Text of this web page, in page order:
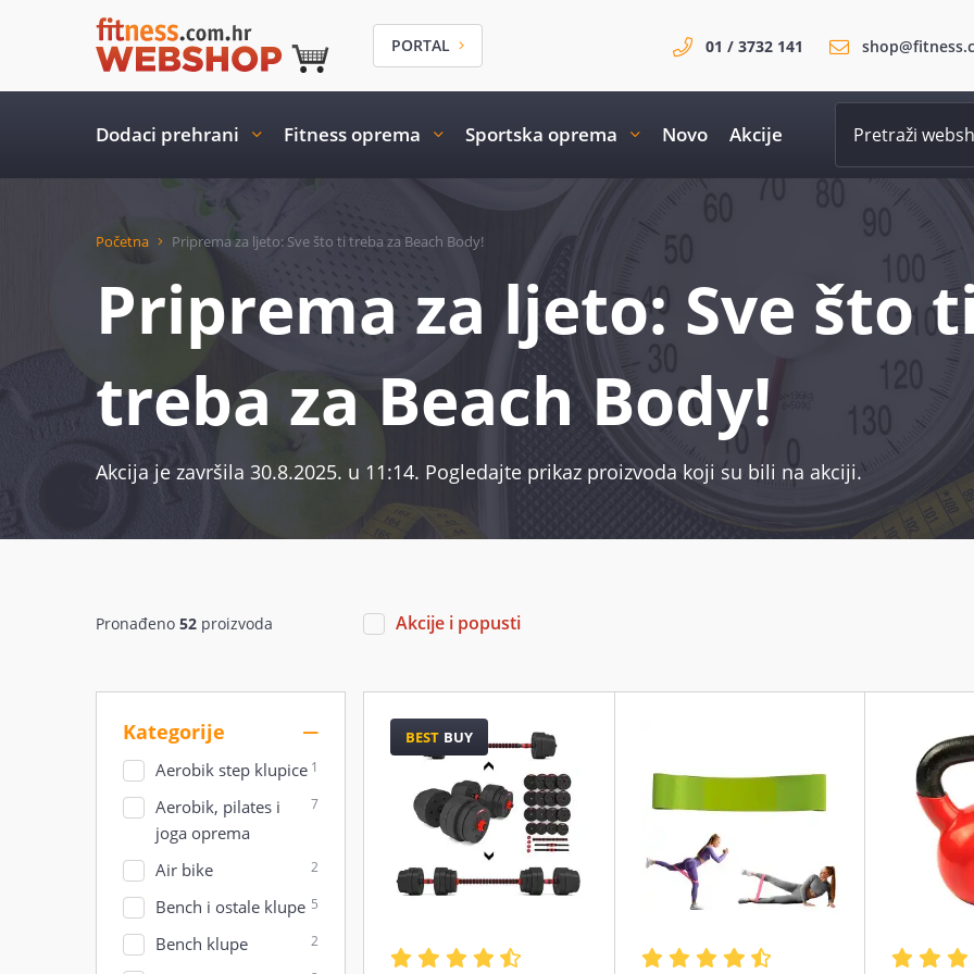
PORTAL 01 / 3732 141
Dodaci prehrani Fitness oprema Sportska oprema Novo Akcije
Početna Priprema za ljeto: Sve što ti treba za Beach Body!
Priprema za ljeto: Sve što
treba za Beach Body!
Akcija je završila 30.8.2025. u 11:14. Pogledajte prikaz proizvoda koji su bili na akciji.
Pronađeno 52 proizvoda Akcije i popusti
Kategorije
Aerobik step klupice 1
Aerobik, pilates i
joga oprema
7
Air bike 2
Bench i ostale klupe 5
Bench klupe 2
BEST BUY